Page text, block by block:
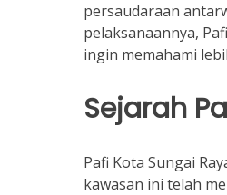
persaudaraan
pelaksanaannya,
ingin memahami
Sejarah
Pafi Kota Sungai
kawasan ini telah